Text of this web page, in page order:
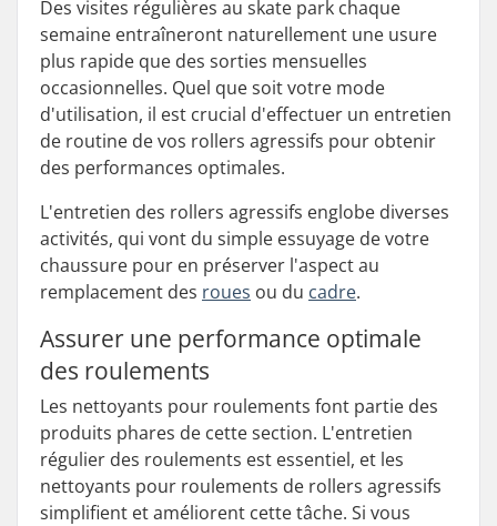
Des visites régulières au skate park chaque
semaine entraîneront naturellement une usure
plus rapide que des sorties mensuelles
occasionnelles. Quel que soit votre mode
d'utilisation, il est crucial d'effectuer un entretien
de routine de vos rollers agressifs pour obtenir
des performances optimales.
L'entretien des rollers agressifs englobe diverses
activités, qui vont du simple essuyage de votre
chaussure pour en préserver l'aspect au
remplacement des roues ou du cadre.
Assurer une performance optimale
des roulements
Les nettoyants pour roulements font partie des
produits phares de cette section. L'entretien
régulier des roulements est essentiel, et les
nettoyants pour roulements de rollers agressifs
simplifient et améliorent cette tâche. Si vous